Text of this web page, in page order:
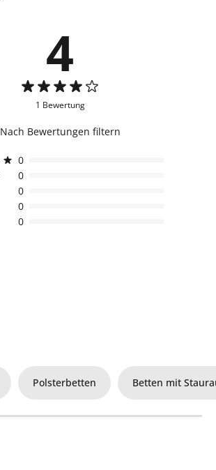
4
1 Bewertung
Nach Bewertungen filtern
0
0
0
0
0
Polsterbetten Betten mit